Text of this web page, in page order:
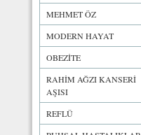
MEHMET ÖZ
MODERN HAYAT
OBEZİTE
RAHİM AĞZI KANSERİ
AŞISI
REFLÜ